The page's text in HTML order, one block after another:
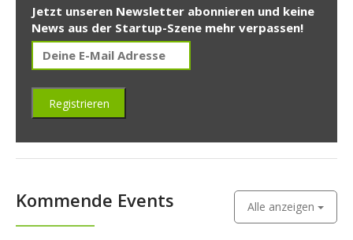
Jetzt unseren Newsletter abonnieren und keine
News aus der Startup-Szene mehr verpassen!
Kommende Events Alle anzeigen